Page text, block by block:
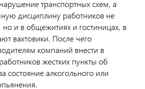
транспортных схем, а
дисциплину работников не
но и в общежитиях и гостиницах, в
вахтовики. После чего
компаний внести в
жестких пункты об
состояние алкогольного или